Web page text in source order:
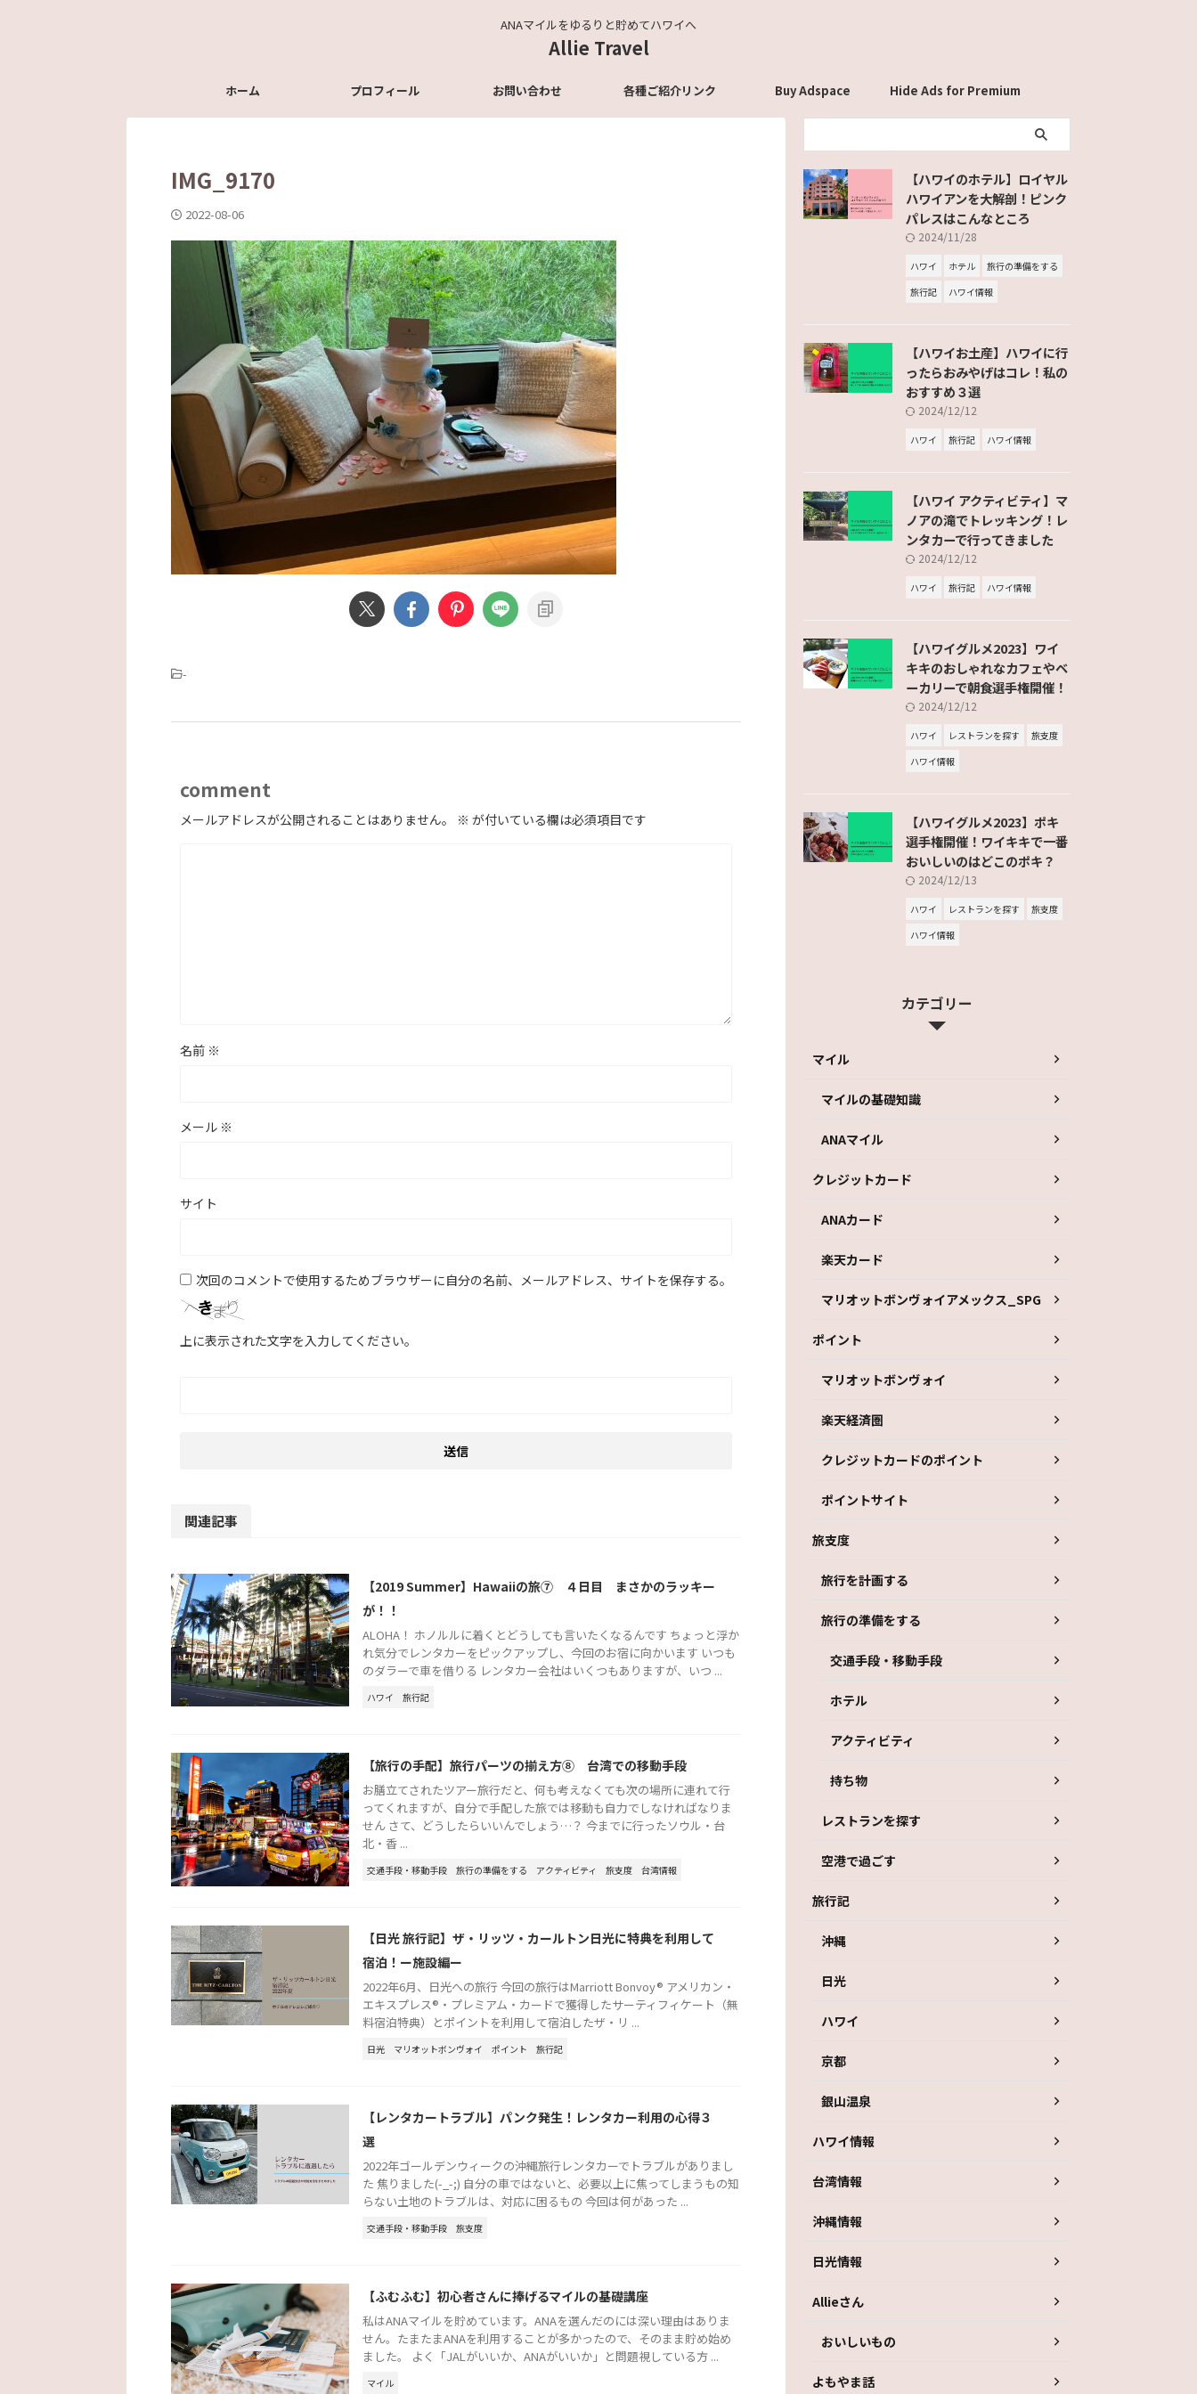
ANAマイルをゆるりと貯めてハワイへ
Allie Travel
ホーム プロフィール お問い合わせ 各種ご紹介リンク Buy Adspace Hide Ads for Premium
IMG_9170
2022-08-06
-
comment
メールアドレスが公開されることはありません。 ※ が付いている欄は必須項目です
名前 ※
メール ※
サイト
次回のコメントで使用するためブラウザーに自分の名前、メールアドレス、サイトを保存する。
上に表示された文字を入力してください。
関連記事
【2019 Summer】Hawaiiの旅⑦ ４日目 まさかのラッキー
が！！
ALOHA！ ホノルルに着くとどうしても言いたくなるんです ちょっと浮か
れ気分でレンタカーをピックアップし、今回のお宿に向かいます いつも
のダラーで車を借りる レンタカー会社はいくつもありますが、いつ ...
ハワイ 旅行記
【旅行の手配】旅行パーツの揃え方⑧ 台湾での移動手段
お膳立てされたツアー旅行だと、何も考えなくても次の場所に連れて行
ってくれますが、自分で手配した旅では移動も自力でしなければなりま
せん さて、どうしたらいいんでしょう…？ 今までに行ったソウル・台
北・香 ...
交通手段・移動手段 旅行の準備をする アクティビティ 旅支度 台湾情報
【日光 旅行記】ザ・リッツ・カールトン日光に特典を利用して
宿泊！ー施設編ー
2022年6月、日光への旅行 今回の旅行はMarriott Bonvoy® アメリカン・
エキスプレス®・プレミアム・カードで獲得したサーティフィケート（無
料宿泊特典）とポイントを利用して宿泊したザ・リ ...
日光 マリオットボンヴォイ ポイント 旅行記
【レンタカートラブル】パンク発生！レンタカー利用の心得３
選
2022年ゴールデンウィークの沖縄旅行レンタカーでトラブルがありまし
た 焦りました(-_-;) 自分の車ではないと、必要以上に焦ってしまうもの知
らない土地のトラブルは、対応に困るもの 今回は何があった ...
交通手段・移動手段 旅支度
【ふむふむ】初心者さんに捧げるマイルの基礎講座
私はANAマイルを貯めています。ANAを選んだのには深い理由はありま
せん。たまたまANAを利用することが多かったので、そのまま貯め始め
ました。 よく「JALがいいか、ANAがいいか」と問題視している方 ...
マイル
【ハワイのホテル】ロイヤル
ハワイアンを大解剖！ピンク
パレスはこんなところ
2024/11/28
ハワイ ホテル
旅行の準備をする
旅行記
ハワイ情報
【ハワイお土産】ハワイに行
ったらおみやげはコレ！私の
おすすめ３選
2024/12/12
ハワイ 旅行記 ハワイ情報
【ハワイ アクティビティ】マ
ノアの滝でトレッキング！レ
ンタカーで行ってきました
2024/12/12
ハワイ 旅行記 ハワイ情報
【ハワイグルメ2023】ワイ
キキのおしゃれなカフェやベ
ーカリーで朝食選手権開催！
2024/12/12
ハワイ レストランを探す
旅支度
ハワイ情報
【ハワイグルメ2023】ポキ
選手権開催！ワイキキで一番
おいしいのはどこのポキ？
2024/12/13
ハワイ レストランを探す
旅支度
ハワイ情報
カテゴリー
マイル
マイルの基礎知識
ANAマイル
クレジットカード
ANAカード
楽天カード
マリオットボンヴォイアメックス_SPG
ポイント
マリオットボンヴォイ
楽天経済圏
クレジットカードのポイント
ポイントサイト
旅支度
旅行を計画する
旅行の準備をする
交通手段・移動手段
ホテル
アクティビティ
持ち物
レストランを探す
空港で過ごす
旅行記
沖縄
日光
ハワイ
京都
銀山温泉
ハワイ情報
台湾情報
沖縄情報
日光情報
Allieさん
おいしいもの
よもやま話